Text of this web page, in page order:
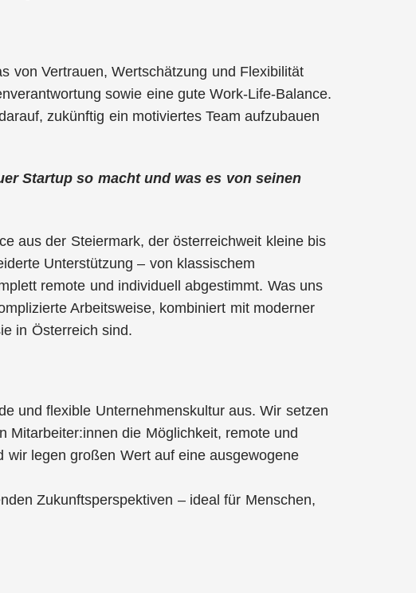
von Vertrauen, Wertschätzung und Flexibilität
sowie eine gute Work-Life-Balance.
zukünftig ein motiviertes Team aufzubauen
Startup so macht und was es von seinen
aus der Steiermark, der österreichweit kleine bis
Unterstützung – von klassischem
remote und individuell abgestimmt. Was uns
Arbeitsweise, kombiniert mit moderner
in Österreich sind.
und flexible Unternehmenskultur aus. Wir setzen
Mitarbeiter:innen die Möglichkeit, remote und
legen großen Wert auf eine ausgewogene
Zukunftsperspektiven – ideal für Menschen,